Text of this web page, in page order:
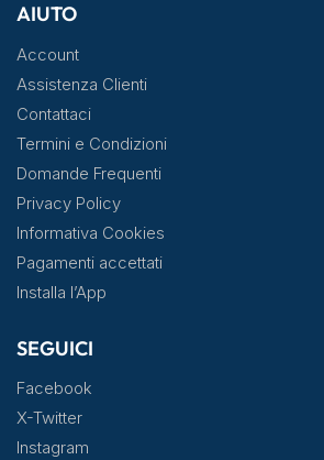
AIUTO
Account
Assistenza Clienti
Contattaci
Termini e Condizioni
Domande Frequenti
Privacy Policy
Informativa Cookies
Pagamenti accettati
Installa l’App
SEGUICI
Facebook
X-Twitter
Instagram